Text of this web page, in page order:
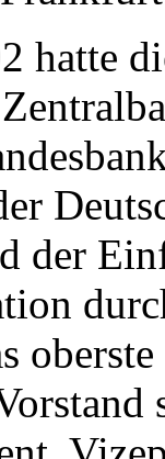
hatte
der